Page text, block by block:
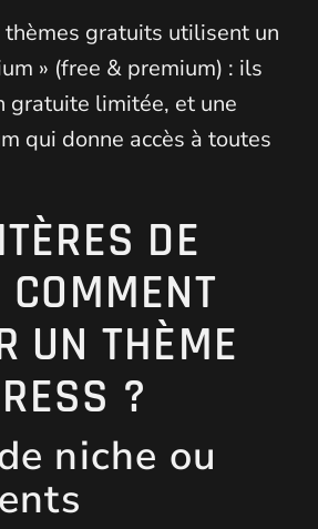
gratuits utilisent un
» (free & premium) : ils
gratuite limitée, et une
qui donne accès à toutes
DE
UN THÈME
?
niche ou